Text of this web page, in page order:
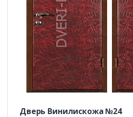
Дверь Винилискожа №24